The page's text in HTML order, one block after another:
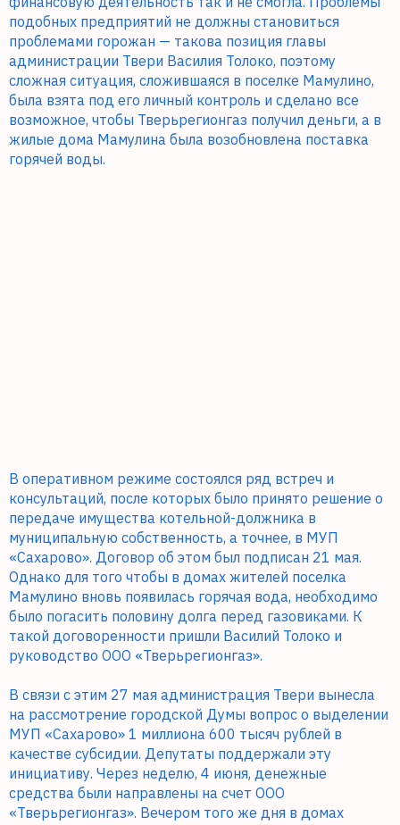
подобных предприятий не должны становиться
проблемами горожан — такова позиция главы
администрации Твери Василия Толоко, поэтому
сложная ситуация, сложившаяся в поселке Мамулино,
была взята под его личный контроль и сделано все
возможное, чтобы Тверьрегионгаз получил деньги, а в
жилые дома Мамулина была возобновлена поставка
горячей воды.
В оперативном режиме состоялся ряд встреч и
консультаций, после которых было принято решение о
передаче имущества котельной-должника в
муниципальную собственность, а точнее, в МУП
«Сахарово». Договор об этом был подписан 21 мая.
Однако для того чтобы в домах жителей поселка
Мамулино вновь появилась горячая вода, необходимо
было погасить половину долга перед газовиками. К
такой договоренности пришли Василий Толоко и
руководство ООО «Тверьрегионгаз».
В связи с этим 27 мая администрация Твери вынесла
на рассмотрение городской Думы вопрос о выделении
МУП «Сахарово» 1 миллиона 600 тысяч рублей в
качестве субсидии. Депутаты поддержали эту
инициативу. Через неделю, 4 июня, денежные
средства были направлены на счет ООО
«Тверьрегионгаз». Вечером того же дня в домах